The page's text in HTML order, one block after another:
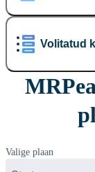
Volitatud
Valige plaan